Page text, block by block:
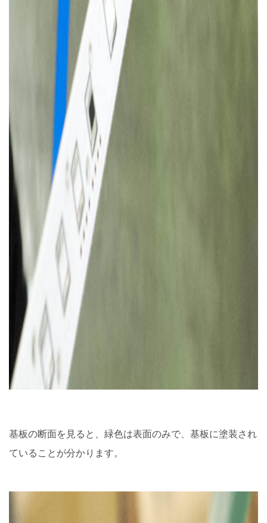
基板の断面を見ると、緑色は表面のみで、基板に塗装され
ていることが分かります。